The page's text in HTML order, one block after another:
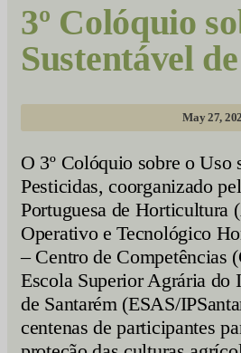
3º Colóquio
Sustentável
May 27,
O 3º Colóquio sobre o Uso
Pesticidas, coorganizado
Portuguesa de Horticultura
Operativo e Tecnológico
– Centro de Competências
Escola Superior Agrária do
de Santarém (ESAS/
centenas de participantes